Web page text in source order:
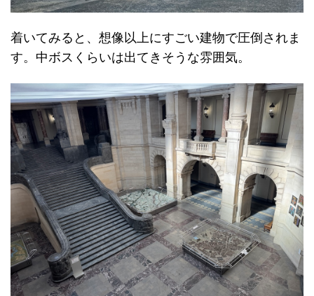
着いてみると、想像以上にすごい建物で圧倒されま
す。中ボスくらいは出てきそうな雰囲気。